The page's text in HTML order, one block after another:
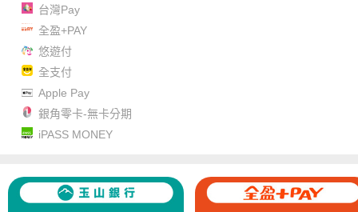
台灣Pay
全盈+PAY
悠遊付
全支付
Apple Pay
銀角零卡-無卡分期
iPASS MONEY